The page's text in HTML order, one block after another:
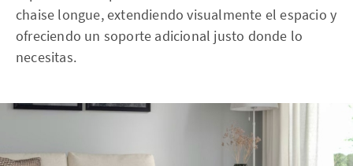
chaise longue, extendiendo visualmente el espacio y
ofreciendo un soporte adicional justo donde lo
necesitas.